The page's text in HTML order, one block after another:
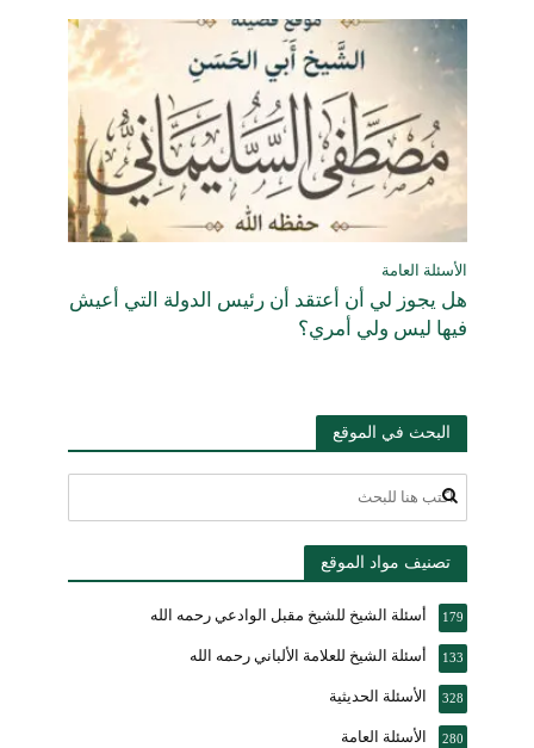
الأسئلة العامة
هل يجوز لي أن أعتقد أن رئيس الدولة التي أعيش
فيها ليس ولي أمري؟
البحث في الموقع
تصنيف مواد الموقع
أسئلة الشيخ للشيخ مقبل الوادعي رحمه الله 179
أسئلة الشيخ للعلامة الألباني رحمه الله 133
الأسئلة الحديثية 328
الأسئلة العامة 280